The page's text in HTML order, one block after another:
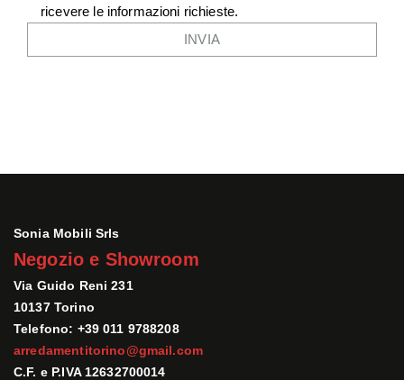
ricevere le informazioni richieste.
Sonia Mobili Srls
Negozio e Showroom
Via Guido Reni 231
10137 Torino
Telefono: +39 011 9788208
arredamentitorino@gmail.com
C.F. e P.IVA 12632700014